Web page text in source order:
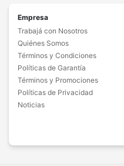
Empresa
Trabajá con Nosotros
Quiénes Somos
Términos y Condiciones
Políticas de Garantía
Términos y Promociones
Políticas de Privacidad
Noticias